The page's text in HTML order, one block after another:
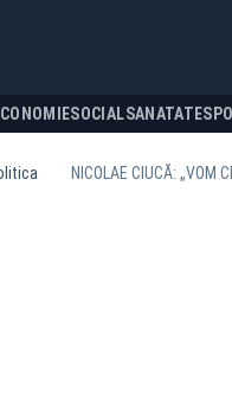
SOCIALSANATATE